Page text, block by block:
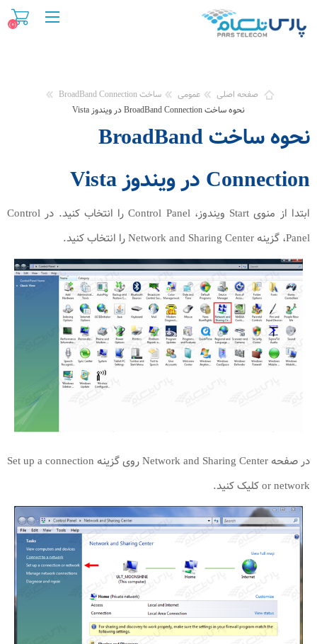
(۰)
صفحه اصلی عمومی
ساخت BroadBand Connection
نحوه ساخت BroadBand Connection در ویندوز Vista
نحوه ساخت BroadBand
Connection در ویندوز Vista
ابتدا از منوی Start ویندوز، Control Panel را انتخاب کنید. در Control
Panel، گزینه Network and Sharing Center را انتخاب کنید.
در صفحه Network and Sharing Center روی گزینه Set up a connection
or network کلیک کنید.